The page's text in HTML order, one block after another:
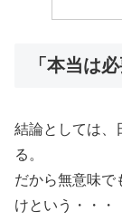
「本当は
結論としては、
る。
だから無意味で
けという・・・